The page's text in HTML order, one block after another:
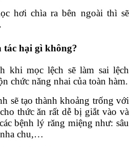
hơi chìa ra bên ngoài thì sẽ
tác hại gì không?
khi mọc lệch sẽ làm sai lệch
chức năng nhai của toàn hàm.
sẽ tạo thành khoảng trống với
thức ăn rất dễ bị giắt vào và
bệnh lý răng miệng như: sâu
chu,…